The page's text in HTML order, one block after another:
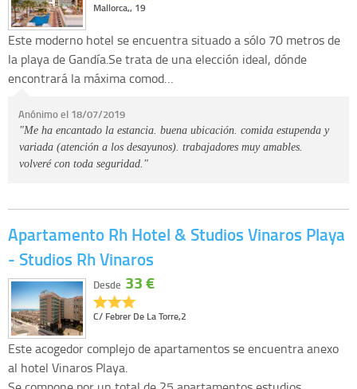
Mallorca,, 19
Este moderno hotel se encuentra situado a sólo 70 metros de
la playa de Gandía.Se trata de una elección ideal, dónde
encontrará la máxima comod…
Anónimo el 18/07/2019
"Me ha encantado la estancia. buena ubicación. comida estupenda y
variada (atención a los desayunos). trabajadores muy amables.
volveré con toda seguridad."
Apartamento Rh Hotel & Studios Vinaros Playa
- Studios Rh Vinaros
C/ Febrer De La Torre,2
Desde 33 €
Este acogedor complejo de apartamentos se encuentra anexo
al hotel Vinaros Playa.